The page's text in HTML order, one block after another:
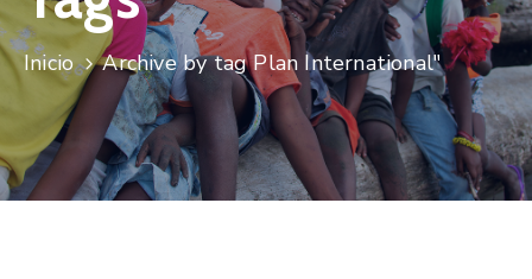
Prensa
Parte
Alianza
Inicio Archive by tag Plan International"